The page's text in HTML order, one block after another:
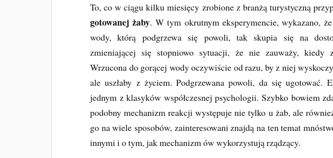
To, co w ciągu kilku miesięcy zrobione z branżą turystyczną
gotowanej żaby. W tym okrutnym eksperymencie, wykazano,
wody, którą podgrzewa się powoli, tak skupia się na
zmieniającej się stopniowo sytuacji, że nie zauważy, kiedy
Wrzucona do gorącej wody oczywiście od razu, by z niej
ale uszłaby z życiem. Podgrzewana powoli, da się ugotować.
jednym z klasyków współczesnej psychologii. Szybko bowiem
podobny mechanizm reakcji występuje nie tylko u żab, ale
go na wiele sposobów, zainteresowani znajdą na ten temat
innymi i o tym, jak mechanizm ów wykorzystują rządzący.